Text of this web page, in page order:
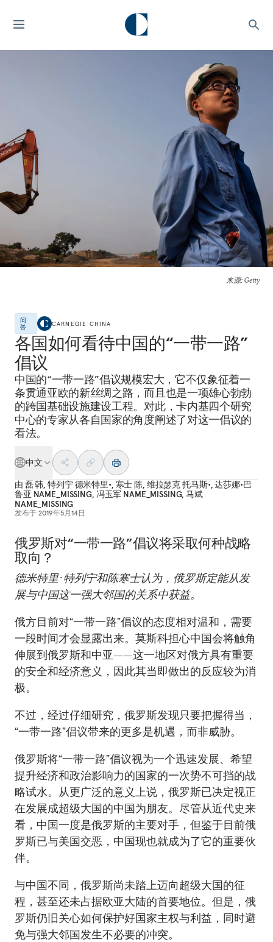
来源: Getty
问
答
CARNEGIE CHINA
各国如何看待中国的“一带一路”
倡议
中国的“一带一路”倡议规模宏大，它不仅象征着一
条贯通亚欧的新丝绸之路，而且也是一项雄心勃勃
的跨国基础设施建设工程。对此，卡内基四个研究
中心的专家从各自国家的角度阐述了对这一倡议的
看法。
中文
由 磊 韩,特列宁 德米特里•, 寒士 陈, 维拉瑟克 托马斯•,达莎娜•巴
鲁亚 NAME_MISSING, 冯玉军 NAME_MISSING,马斌
NAME_MISSING
发布于 2019年5月14日
俄罗斯对“一带一路”倡议将采取何种战略
取向？
德米特里·特列宁和陈寒士认为，俄罗斯定能从发
展与中国这一强大邻国的关系中获益。
俄方目前对“一带一路”倡议的态度相对温和，需要
一段时间才会显露出来。莫斯科担心中国会将触角
伸展到俄罗斯和中亚——这一地区对俄方具有重要
的安全和经济意义，因此其当即做出的反应较为消
极。
不过，经过仔细研究，俄罗斯发现只要把握得当，
“一带一路”倡议带来的更多是机遇，而非威胁。
俄罗斯将“一带一路”倡议视为一个迅速发展、希望
提升经济和政治影响力的国家的一次势不可挡的战
略试水。从更广泛的意义上说，俄罗斯已决定视正
在发展成超级大国的中国为朋友。尽管从近代史来
看，中国一度是俄罗斯的主要对手，但鉴于目前俄
罗斯已与美国交恶，中国现也就成为了它的重要伙
伴。
与中国不同，俄罗斯尚未踏上迈向超级大国的征
程，甚至还未占据欧亚大陆的首要地位。但是，俄
罗斯仍旧关心如何保护好国家主权与利益，同时避
免与强大邻国发生不必要的冲突。